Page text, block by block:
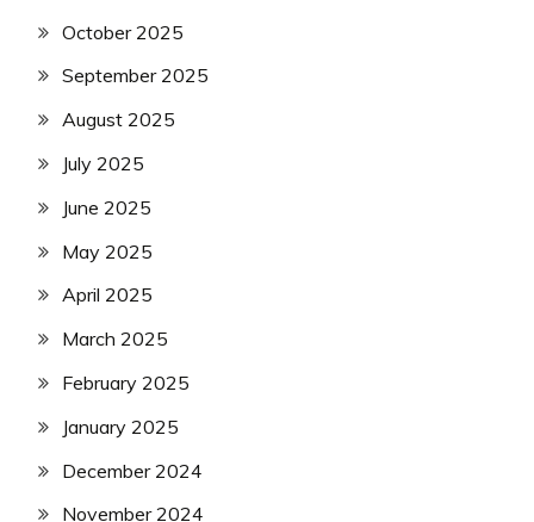
October 2025
September 2025
August 2025
July 2025
June 2025
May 2025
April 2025
March 2025
February 2025
January 2025
December 2024
November 2024